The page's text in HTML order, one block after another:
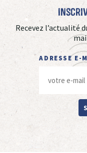
Recevez l’actualité
ADRESSE E-